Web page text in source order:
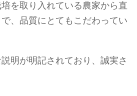
を取り入れている農家から直
、品質にとてもこだわってい
明が明記されており、誠実さ